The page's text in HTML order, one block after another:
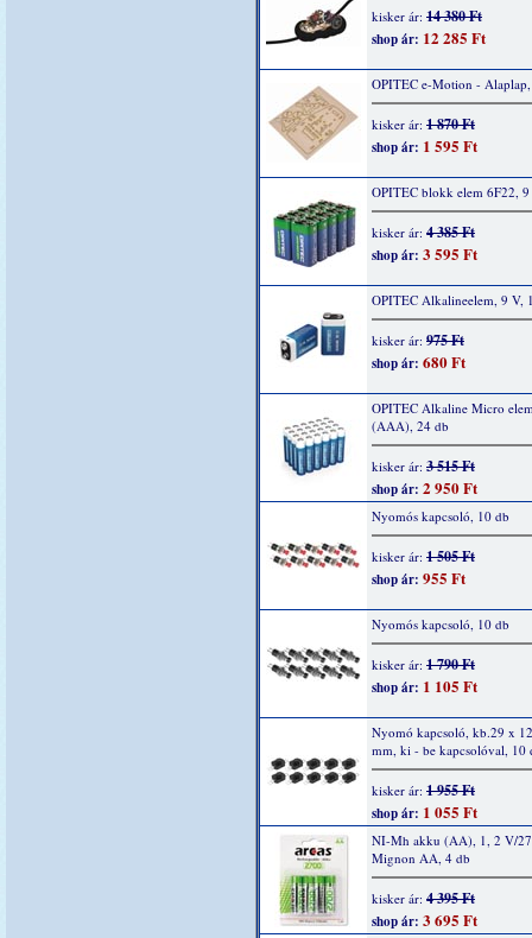
kisker ár: 14 380 Ft
shop ár: 12 285 Ft
OPITEC e-Motion -
kisker ár: 1 870 Ft
shop ár: 1 595 Ft
OPITEC blokk elem 6F22,
kisker ár: 4 385 Ft
shop ár: 3 595 Ft
OPITEC Alkalineelem, 9 V,
kisker ár: 975 Ft
shop ár: 680 Ft
OPITEC Alkaline Micro
(AAA), 24 db
kisker ár: 3 515 Ft
shop ár: 2 950 Ft
Nyomós kapcsoló, 10 db
kisker ár: 1 505 Ft
shop ár: 955 Ft
Nyomós kapcsoló, 10 db
kisker ár: 1 790 Ft
shop ár: 1 105 Ft
Nyomó kapcsoló, kb.29 x
mm, ki - be kapcsolóval, 10
kisker ár: 1 955 Ft
shop ár: 1 055 Ft
NI-Mh akku (AA), 1, 2 V/
Mignon AA, 4 db
kisker ár: 4 395 Ft
shop ár: 3 695 Ft